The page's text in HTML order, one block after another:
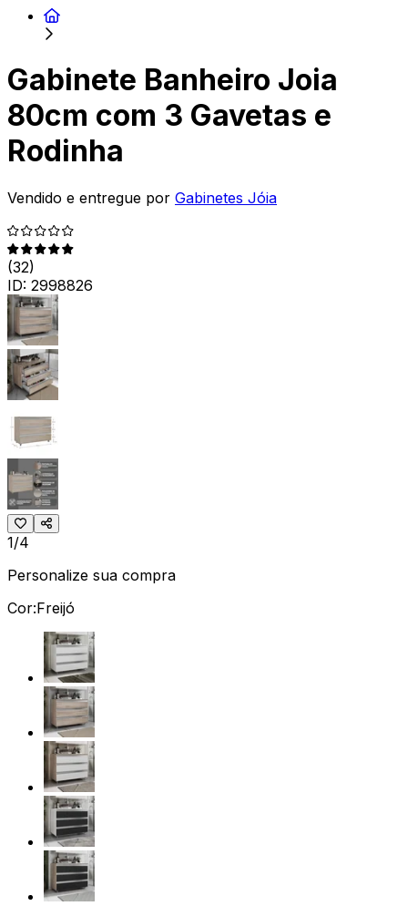
Gabinete Banheiro Joia
80cm com 3 Gavetas e
Rodinha
Vendido e entregue por Gabinetes Jóia
(32)
ID: 2998826
1/4
Personalize sua compra
Cor:Freijó